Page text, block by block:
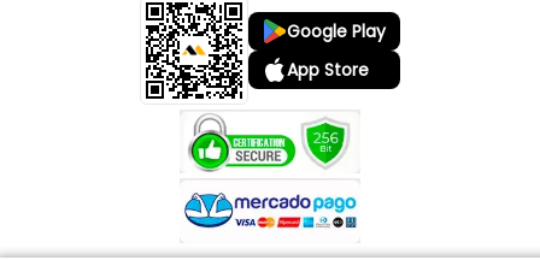
Google Play
App Store